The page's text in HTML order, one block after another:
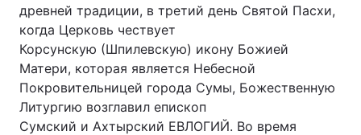
Головна Війна
древней традиции, в третий день Святой Пасхи,
когда Церковь чествует
Корсунскую (Шпилевскую) икону Божией
Матери, которая является Небесной
Покровительницей города Сумы, Божественную
Литургию возглавил епископ
Сумский и Ахтырский ЕВЛОГИЙ. Во время